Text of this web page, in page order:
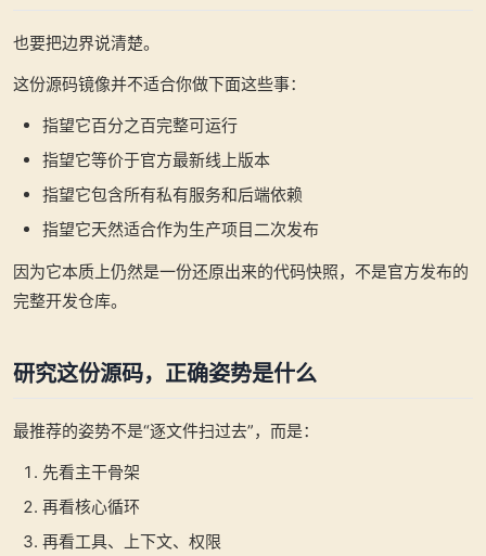
也要把边界说清楚。
这份源码镜像并不适合你做下面这些事：
指望它百分之百完整可运行
指望它等价于官方最新线上版本
指望它包含所有私有服务和后端依赖
指望它天然适合作为生产项目二次发布
因为它本质上仍然是一份还原出来的代码快照，不是官方发布的
完整开发仓库。
研究这份源码，正确姿势是什么
最推荐的姿势不是“逐文件扫过去”，而是：
先看主干骨架
再看核心循环
再看工具、上下文、权限